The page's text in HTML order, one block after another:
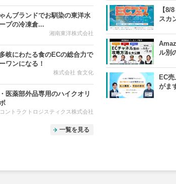
んブランドでお馴染の東洋水
プの冷凍倉...
湘南東洋株式会社
岐にわたる食のECの総合力で
ワンになる！
株式会社 食文化
医薬部外品専用のハイクオリ
コントラクトロジスティクス株式会社
一覧を見る
【8/
スカ
ル別
EC
がま